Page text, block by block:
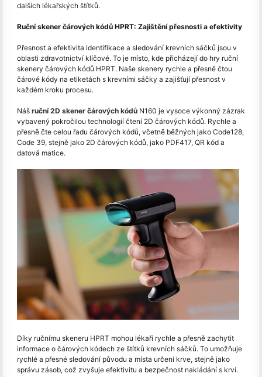
dalších lékařských štítků.
Ruční skener čárových kódů HPRT: Zajištění přesnosti a efektivity
Přesnost a efektivita identifikace a sledování krevních sáčků jsou v
oblasti zdravotnictví klíčové. To je místo, kde přicházejí do hry ruční
skenery čárových kódů HPRT. Naše skenery rychle a přesně čtou
čárové kódy na etiketách s krevními sáčky a zajišťují přesnost v
každém kroku procesu.
Náš ruční 2D skener čárových kódů N160 je vysoce výkonný zázrak
vybavený pokročilou technologií čtení 2D čárových kódů. Rychle a
přesně čte celou řadu čárových kódů, včetně běžných jako Code128,
Code 39, stejně jako 2D čárových kódů, jako PDF417, QR kód a
datová matice.
Díky ručnímu skeneru HPRT mohou lékaři rychle a přesně zachytit
informace o čárových kódech ze štítků krevních sáčků. To umožňuje
rychlé a přesné sledování původu a místa určení krve, stejně jako
správu zásob, což zvyšuje efektivitu a bezpečnost nakládání s krví.